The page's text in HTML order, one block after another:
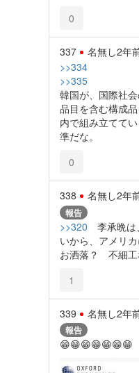
0
337 名無し2年
>>334
>>335
韓国が、国際社
品目を含む構成
内で組み立てて
準だな。
0
338 名無し2年
報告
>>320 李承晩は
いから、アメリカ
お洒落？ 不細工
1
339 名無し2年
報告
😁😁😁😁😁😁😁